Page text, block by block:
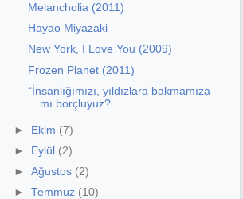
Melancholia (2011)
Hayao Miyazaki
New York, I Love You (2009)
Frozen Planet (2011)
“İnsanlığımızı, yıldızlara bakmamıza
mı borçluyuz?...
► Ekim (7)
► Eylül (2)
►Ağustos (2)
►Temmuz (10)